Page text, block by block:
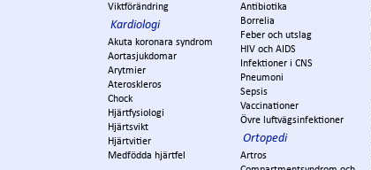
Viktförändring
Kardiologi
Akuta koronara syndrom
Aortasjukdomar
Arytmier
Ateroskleros
Chock
Hjärtfysiologi
Hjärtsvikt
Hjärtvitier
Medfödda hjärtfel
Antibiotika
Borrelia
Feber och utslag
HIV och AIDS
Infektioner i CNS
Pneumoni
Sepsis
Vaccinationer
Övre luftvägsinfektioner
Ortopedi
Artros